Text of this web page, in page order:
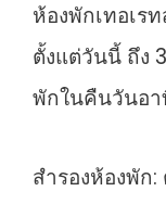
ห้องพักเทอเร
ตั้งแต่วันนี้ ถึง
พักในคืนวันอ
สำรองห้องพัก